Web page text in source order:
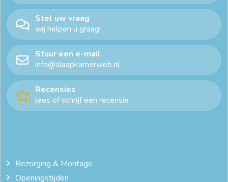
Stel uw vraag
wij helpen u graag!
Stuur een e-mail
info@slaapkamerweb.nl
Recensies
lees of schrijf een recensie
Bezorging & Montage
Openingstijden